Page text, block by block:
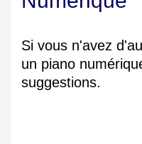
Si vous n'avez
un piano
suggestions.